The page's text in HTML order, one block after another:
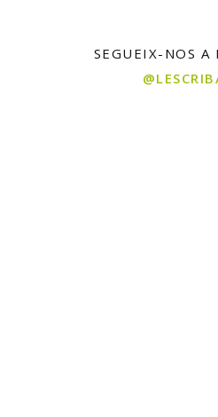
SEGUEIX-NOS A